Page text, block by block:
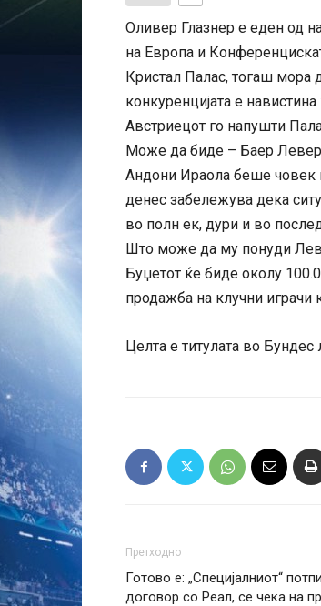
Оливер Глазнер е еден од
на Европа и
Кристал Палас, тогаш мора
конкуренцијата е
Австриецот го напушти
Може да биде – Баер
Андони Ираола беше човек
денес забележува дека
во полн ек, дури и во
Што може да му понуди
Буџетот ќе биде околу
продажба на клучни играчи
Целта е титулата во Бундес
Претходно
Готово е: „Специјалниот“
договор со Реал, се чека на